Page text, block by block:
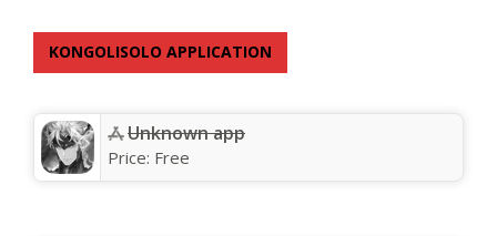
KONGOLISOLO APPLICATION
Unknown app
Price: Free